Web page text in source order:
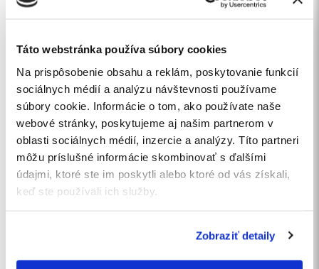
Táto webstránka používa súbory cookies
Na prispôsobenie obsahu a reklám, poskytovanie funkcií
sociálnych médií a analýzu návštevnosti používame
súbory cookie. Informácie o tom, ako používate naše
webové stránky, poskytujeme aj našim partnerom v
oblasti sociálnych médií, inzercie a analýzy. Títo partneri
môžu príslušné informácie skombinovať s ďalšími
údajmi, ktoré ste im poskytli alebo ktoré od vás získali,
keď ste používali ich služby.
Zobraziť detaily
Mám záujem o cenovú ponuku
Vaša správa
Súhlasím so spracovaním osobných údajov
ODOSLAŤ